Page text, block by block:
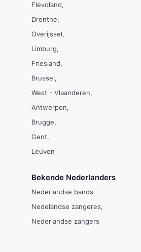
Flevoland
Drenthe
Overijssel
Limburg
Friesland
Brussel
West - Vlaanderen
Antwerpen
Brugge
Gent
Leuven
Bekende Nederlanders
Nederlandse bands
Nedelandse zangeres
Nederlandse zangers